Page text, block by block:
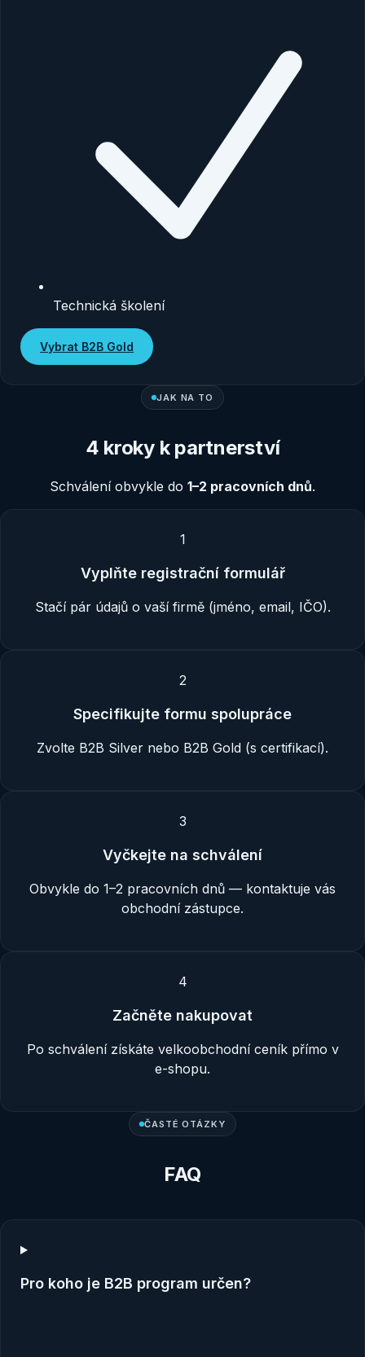
Technická školení
Vybrat B2B Gold
JAK NA TO
4 kroky k partnerství
Schválení obvykle do 1–2 pracovních dnů.
1
Vyplňte registrační formulář
Stačí pár údajů o vaší firmě (jméno, email, IČO).
2
Specifikujte formu spolupráce
Zvolte B2B Silver nebo B2B Gold (s certifikací).
3
Vyčkejte na schválení
Obvykle do 1–2 pracovních dnů — kontaktuje vás
obchodní zástupce.
4
Začněte nakupovat
Po schválení získáte velkoobchodní ceník přímo v
e-shopu.
ČASTÉ OTÁZKY
FAQ
Pro koho je B2B program určen?